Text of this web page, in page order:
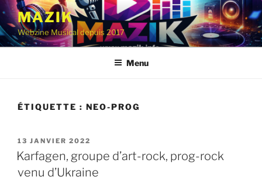
Aller
contenu
principal
MAZIK
Webzine Musical depuis 2017
Menu
ÉTIQUETTE : NEO-PROG
PUBLIÉ
LE
13 JANVIER 2022
Karfagen, groupe d’art-rock, prog-rock
venu d’Ukraine